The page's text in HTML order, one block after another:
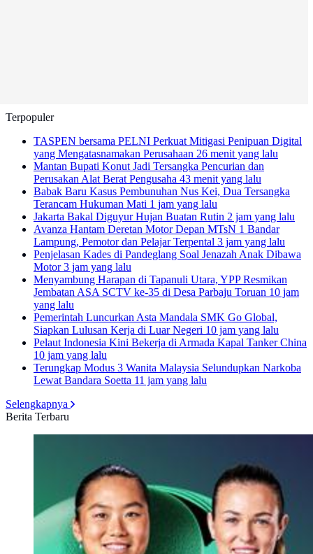
Terpopuler
TASPEN bersama PELNI Perkuat Mitigasi Penipuan Digital
yang Mengatasnamakan Perusahaan 26 menit yang lalu
Mantan Bupati Konut Jadi Tersangka Pencurian dan
Perusakan Alat Berat Pengusaha 43 menit yang lalu
Babak Baru Kasus Pembunuhan Nus Kei, Dua Tersangka
Terancam Hukuman Mati 1 jam yang lalu
Jakarta Bakal Diguyur Hujan Buatan Rutin 2 jam yang lalu
Avanza Hantam Deretan Motor Depan MTsN 1 Bandar
Lampung, Pemotor dan Pelajar Terpental 3 jam yang lalu
Penjelasan Kades di Pandeglang Soal Jenazah Anak Dibawa
Motor3 jam yang lalu
Menyambung Harapan di Tapanuli Utara, YPP Resmikan
Jembatan ASA SCTV ke-35 di Desa Parbaju Toruan 10 jam
yang lalu
Pemerintah Luncurkan Asta Mandala SMK Go Global,
Siapkan Lulusan Kerja di Luar Negeri 10 jam yang lalu
Pelaut Indonesia Kini Bekerja di Armada Kapal Tanker China
10 jam yang lalu
Terungkap Modus 3 Wanita Malaysia Selundupkan Narkoba
Lewat Bandara Soetta 11 jam yang lalu
Selengkapnya
Berita Terbaru